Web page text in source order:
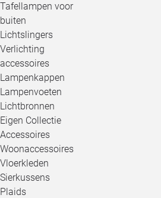
Tafellampen voor
buiten
Lichtslingers
Verlichting
accessoires
Lampenkappen
Lampenvoeten
Lichtbronnen
Eigen Collectie
Accessoires
Woonaccessoires
Vloerkleden
Sierkussens
Plaids